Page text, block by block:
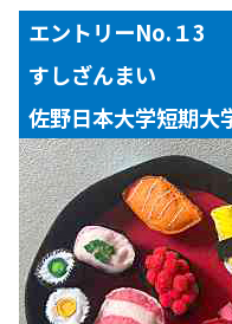
【対象年齢】１～３歳
エントリーNo.１3
すしざんまい
佐野日本大学短期大